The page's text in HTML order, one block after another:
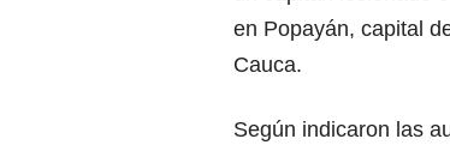
en Popayán, capital
Cauca.
Según indicaron las